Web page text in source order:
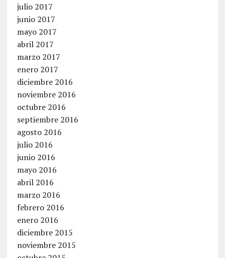
julio 2017
junio 2017
mayo 2017
abril 2017
marzo 2017
enero 2017
diciembre 2016
noviembre 2016
octubre 2016
septiembre 2016
agosto 2016
julio 2016
junio 2016
mayo 2016
abril 2016
marzo 2016
febrero 2016
enero 2016
diciembre 2015
noviembre 2015